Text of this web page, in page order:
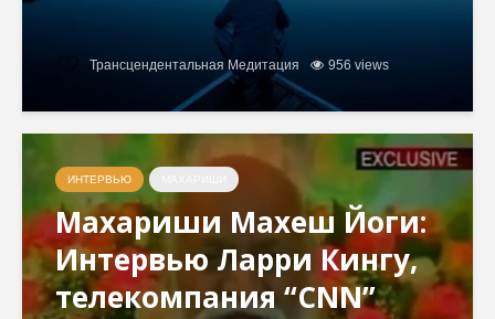
Трансцендентальная Медитация 956 views
ИНТЕРВЬЮ
Махариши Махеш Йоги:
Интервью Ларри Кингу,
телекомпания “CNN”